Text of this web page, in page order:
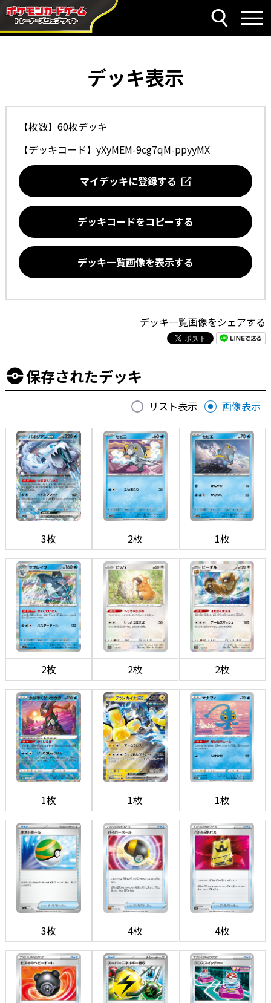
デッキ表示
【枚数】60枚デッキ
【デッキコード】 yXyMEM-9cg7qM-ppyyMX
マイデッキに登録する
デッキコードをコピーする
デッキ一覧画像を表示する
デッキ一覧画像をシェアする
保存されたデッキ
リスト表示 画像表示
3枚 2枚 1枚
2枚 2枚 2枚
1枚 1枚 1枚
3枚 4枚 4枚